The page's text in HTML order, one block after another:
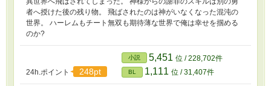
者へ授けた後の残り物。 飛ばされたのは神がいなくなった混沌の
世界。 ハーレムもチート無双も期待薄な世界で俺は幸せを掴める
のか?
24h.ポイント 248pt
小説 5,451 位 / 228,702件
BL 1,111 位 / 31,407件